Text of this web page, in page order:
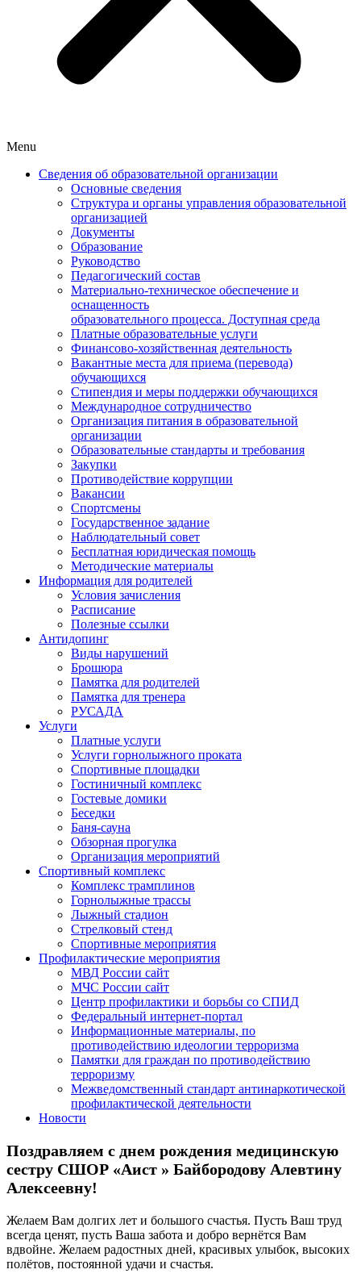
Menu
Сведения об образовательной организации
Основные сведения
Структура и органы управления образовательной
организацией
Документы
Образование
Руководство
Педагогический состав
Материально-техническое обеспечение и
оснащенность
образовательного процесса. Доступная среда
Платные образовательные услуги
Финансово-хозяйственная деятельность
Вакантные места для приема (перевода)
обучающихся
Стипендия и меры поддержки обучающихся
Международное сотрудничество
Организация питания в образовательной
организации
Образовательные стандарты и требования
Закупки
Противодействие коррупции
Вакансии
Спортсмены
Государственное задание
Наблюдательный совет
Бесплатная юридическая помощь
Методические материалы
Информация для родителей
Условия зачисления
Расписание
Полезные ссылки
Антидопинг
Виды нарушений
Брошюра
Памятка для родителей
Памятка для тренера
РУСАДА
Услуги
Платные услуги
Услуги горнолыжного проката
Спортивные площадки
Гостиничный комплекс
Гостевые домики
Беседки
Баня-сауна
Обзорная прогулка
Организация мероприятий
Спортивный комплекс
Комплекс трамплинов
Горнолыжные трассы
Лыжный стадион
Стрелковый стенд
Спортивные мероприятия
Профилактические мероприятия
МВД России сайт
МЧС России сайт
Центр профилактики и борьбы со СПИД
Федеральный интернет-портал
Информационные материалы, по
противодействию идеологии терроризма
Памятки для граждан по противодействию
терроризму
Межведомственный стандарт антинаркотической
профилактической деятельности
Новости
Поздравляем с днем рождения медицинскую
сестру СШОР «Аист » Байбородову Алевтину
Алексеевну!
Желаем Вам долгих лет и большого счастья. Пусть Ваш труд
всегда ценят, пусть Ваша забота и добро вернётся Вам
вдвойне. Желаем радостных дней, красивых улыбок, высоких
полётов, постоянной удачи и счастья.